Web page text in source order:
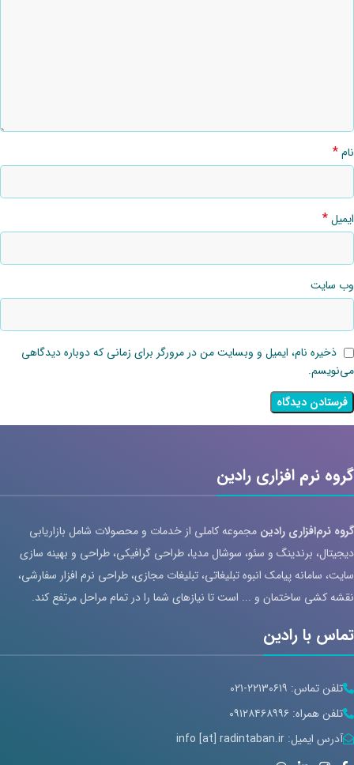
نام*
ایمیل*
وب‌ سایت
ذخیره نام، ایمیل و وبسایت من در مرورگر برای زمانی که دوباره دیدگاهی
می‌نویسم.
گروه نرم افزاری رادین
گروه نرم‌افزاری رادین مجموعه کاملی از خدمات و محصولات شامل بازاریابی
دیجیتال، برندینگ و سئو، سوشال مدیا، طراحی گرافیکی، طراحی و بهینه سازی
سایت، سامانه پیامک انبوه تبلیغاتی، تبلیغات مجازی، طراحی نرم افزار سفارشی،
نقشه کشی ساختمان و ... است تا نیازهای شما را در تمام مراحل مرتفع کند.
تماس با رادین
تلفن تماس: ۲۲۱۳۰۶۱۹-۰۲۱
تلفن همراه: ۰۹۱۲۸۴۶۸۹۹۶
آدرس ایمیل: info [at] radintaban.ir